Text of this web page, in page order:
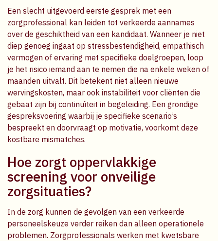
Een slecht uitgevoerd eerste gesprek met een
zorgprofessional kan leiden tot verkeerde aannames
over de geschiktheid van een kandidaat. Wanneer je niet
diep genoeg ingaat op stressbestendigheid, empathisch
vermogen of ervaring met specifieke doelgroepen, loop
je het risico iemand aan te nemen die na enkele weken of
maanden uitvalt. Dit betekent niet alleen nieuwe
wervingskosten, maar ook instabiliteit voor cliënten die
gebaat zijn bij continuïteit in begeleiding. Een grondige
gespreksvoering waarbij je specifieke scenario’s
bespreekt en doorvraagt op motivatie, voorkomt deze
kostbare mismatches.
Hoe zorgt oppervlakkige
screening voor onveilige
zorgsituaties?
In de zorg kunnen de gevolgen van een verkeerde
personeelskeuze verder reiken dan alleen operationele
problemen. Zorgprofessionals werken met kwetsbare